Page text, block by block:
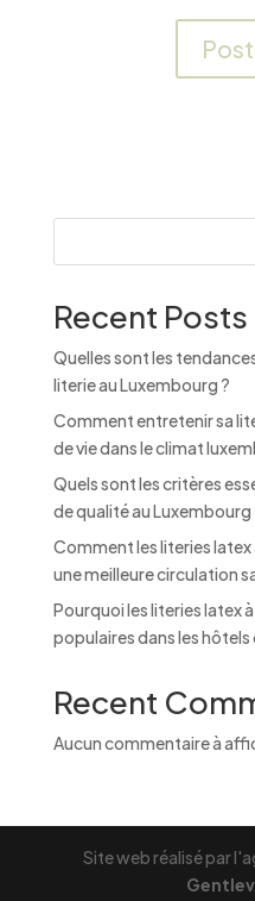
i
e
:
Recent Posts
Quelles sont les
literie au Luxembourg ?
Comment entretenir sa
de vie dans le climat
Quels sont les critères
de qualité au Luxembourg
Comment les literies
une meilleure circulation
Pourquoi les literies latex
populaires dans les hôtels
Recent
Aucun commentaire à
Site web réalisé par